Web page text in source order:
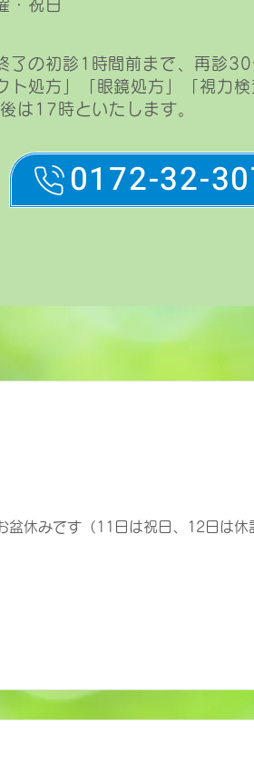
・祝日
の初診1時間前まで、再診30
処方」「眼鏡処方」「視力検
は17時といたします。
0172-32-
休みです（11日は祝日、12日は休